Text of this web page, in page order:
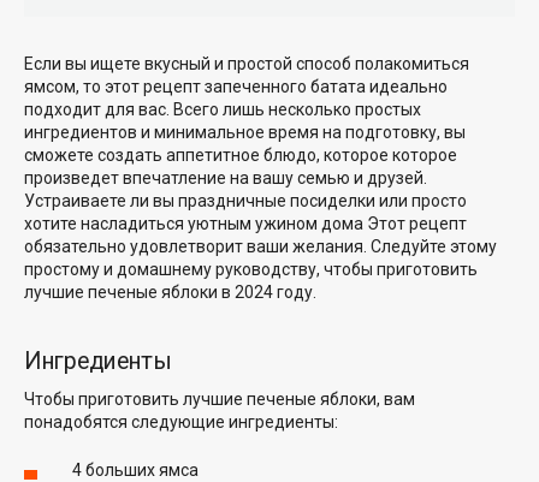
Если вы ищете вкусный и простой способ полакомиться
ямсом, то этот рецепт запеченного батата идеально
подходит для вас. Всего лишь несколько простых
ингредиентов и минимальное время на подготовку, вы
сможете создать аппетитное блюдо, которое которое
произведет впечатление на вашу семью и друзей.
Устраиваете ли вы праздничные посиделки или просто
хотите насладиться уютным ужином дома Этот рецепт
обязательно удовлетворит ваши желания. Следуйте этому
простому и домашнему руководству, чтобы приготовить
лучшие печеные яблоки в 2024 году.
Ингредиенты
Чтобы приготовить лучшие печеные яблоки, вам
понадобятся следующие ингредиенты:
4 больших ямса